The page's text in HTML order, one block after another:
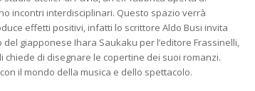
incontri interdisciplinari. Questo spazio verrà
effetti positivi, infatti lo scrittore Aldo Busi invita
giapponese Ihara Saukaku per l’editore Frassinelli,
chiede di disegnare le copertine dei suoi romanzi.
il mondo della musica e dello spettacolo.